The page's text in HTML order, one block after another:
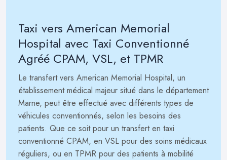
Taxi vers American Memorial
Hospital avec Taxi Conventionné
Agréé CPAM, VSL, et TPMR
Le transfert vers American Memorial Hospital, un
établissement médical majeur situé dans le département
Marne, peut être effectué avec différents types de
véhicules conventionnés, selon les besoins des
patients. Que ce soit pour un transfert en taxi
conventionné CPAM, en VSL pour des soins médicaux
réguliers, ou en TPMR pour des patients à mobilité